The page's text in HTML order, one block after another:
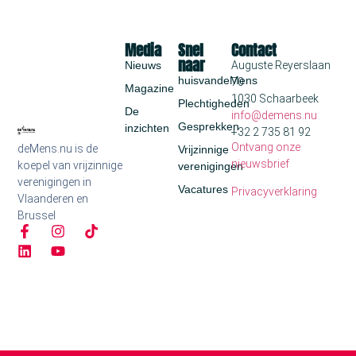
deMens.nu is de
koepel van vrijzinnige
verenigingen in
Vlaanderen en
Brussel
Snel
naar
huisvandeMens
Plechtigheden
Gesprekken
Vrijzinnige
verenigingen
Vacatures
Media
Nieuws
Magazine
De
inzichten
Contact
Auguste Reyerslaan
70
1030 Schaarbeek
info@demens.nu
+32 2 735 81 92
Ontvang onze
nieuwsbrief
Privacyverklaring